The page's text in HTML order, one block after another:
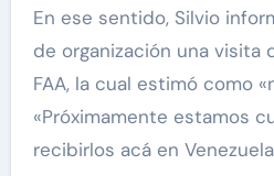
En ese sentido, Silvio
de organización una visita
FAA, la cual estimó como
«Próximamente estamos
recibirlos acá en